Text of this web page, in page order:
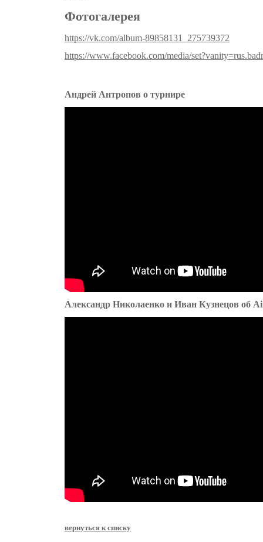
Фотогалерея
https://vk.com/album-89858131_275739372
https://www.facebook.com/media/
Андрей Антропов о турнире
Александр Николаенко и Иван Кузнецов об
вернуться к списку